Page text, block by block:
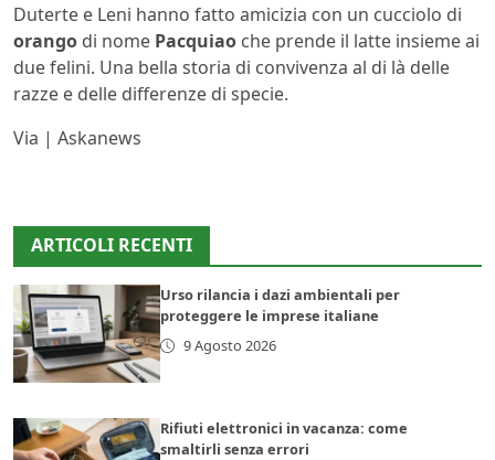
Duterte e Leni hanno fatto amicizia con un cucciolo di
orango di nome Pacquiao che prende il latte insieme ai
due felini. Una bella storia di convivenza al di là delle
razze e delle differenze di specie.
Via | Askanews
ARTICOLI RECENTI
Urso rilancia i dazi ambientali per
proteggere le imprese italiane
9 Agosto 2026
Rifiuti elettronici in vacanza: come
smaltirli senza errori